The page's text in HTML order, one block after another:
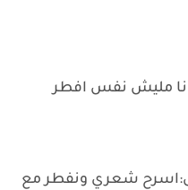
انا مليش نفس افطر
شعري ونفطر مع